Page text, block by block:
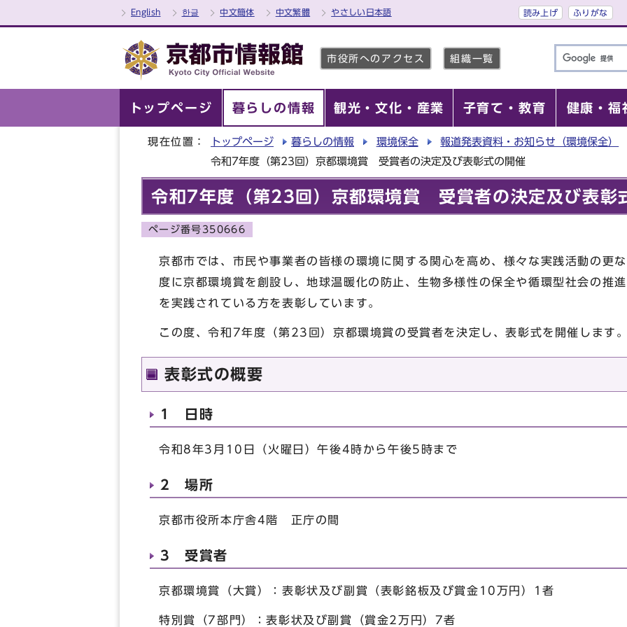
English 한글 中文簡体 中文繁體 やさしい日本語 読み上げ ふりがな
市役所へのアクセス 組織一覧
トップページ 暮らしの情報 観光・文化・産業 子育て・教育 健康・福
現在位置： トップページ 暮らしの情報 環境保全
報道発表資料・お知らせ（環境保全）
令和7年度（第23回）京都環境賞 受賞者の決定及び表彰式の開催
令和7年度（第23回）京都環境賞 受賞者の決定及び表彰
ページ番号350666
京都市では、市民や事業者の皆様の環境に関する関心を高め、様々な実践活動の更
度に京都環境賞を創設し、地球温暖化の防止、生物多様性の保全や循環型社会の推
を実践されている方を表彰しています。
この度、令和7年度（第23回）京都環境賞の受賞者を決定し、表彰式を開催します
表彰式の概要
1 日時
令和8年3月10日（火曜日）午後4時から午後5時まで
2 場所
京都市役所本庁舎4階 正庁の間
3 受賞者
京都環境賞（大賞）：表彰状及び副賞（表彰銘板及び賞金10万円）1者
特別賞（7部門）：表彰状及び副賞（賞金2万円）7者